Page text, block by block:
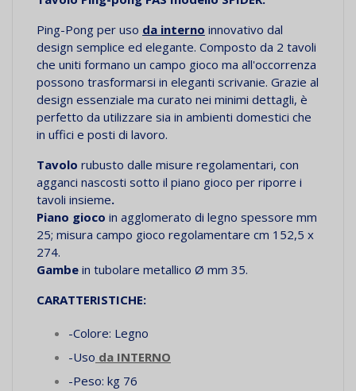
Ping-Pong per uso da interno innovativo dal
design semplice ed elegante. Composto da 2 tavoli
che uniti formano un campo gioco ma all'occorrenza
possono trasformarsi in eleganti scrivanie. Grazie al
design essenziale ma curato nei minimi dettagli, è
perfetto da utilizzare sia in ambienti domestici che
in uffici e posti di lavoro.
Tavolo rubusto dalle misure regolamentari, con
agganci nascosti sotto il piano gioco per riporre i
tavoli insieme.
Piano gioco in agglomerato di legno spessore mm
25; misura campo gioco regolamentare cm 152,5 x
274.
Gambe in tubolare metallico Ø mm 35.
CARATTERISTICHE:
-Colore: Legno
-Uso da INTERNO
-Peso: kg 76